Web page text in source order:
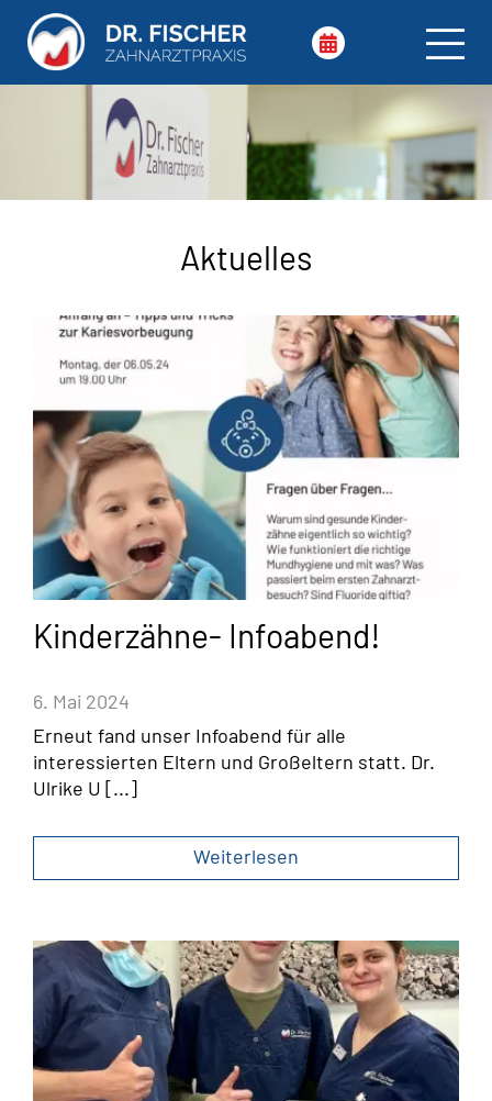
Aktuelles
Kinderzähne- Infoabend!
6. Mai 2024
Erneut fand unser Infoabend für alle
interessierten Eltern und Großeltern statt. Dr.
Ulrike U [...]
Weiterlesen